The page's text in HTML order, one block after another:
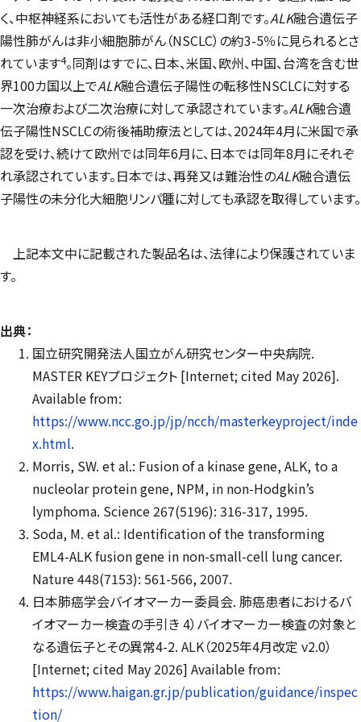
く、中枢神経系においても活性がある経口剤です。ALK融合遺伝子
陽性肺がんは非小細胞肺がん（NSCLC）の約3-5％に見られるとさ
れています4。同剤はすでに、日本、米国、欧州、中国、台湾を含む世
界100カ国以上でALK融合遺伝子陽性の転移性NSCLCに対する
一次治療および二次治療に対して承認されています。ALK融合遺
伝子陽性NSCLCの術後補助療法としては、2024年4月に米国で承
認を受け、続けて欧州では同年6月に、日本では同年8月にそれぞ
れ承認されています。日本では、再発又は難治性のALK融合遺伝
子陽性の未分化大細胞リンパ腫に対しても承認を取得しています。
上記本文中に記載された製品名は、法律により保護されていま
す。
出典：
国立研究開発法人国立がん研究センター中央病院.
MASTER KEYプロジェクト [Internet; cited May 2026].
Available from:
https://www.ncc.go.jp/jp/ncch/masterkeyproject/inde
x.html.
Morris, SW. et al.: Fusion of a kinase gene, ALK, to a
nucleolar protein gene, NPM, in non-Hodgkin’s
lymphoma. Science 267(5196): 316-317, 1995.
Soda, M. et al.: Identification of the transforming
EML4-ALK fusion gene in non-small-cell lung cancer.
Nature 448(7153): 561-566, 2007.
日本肺癌学会バイオマーカー委員会. 肺癌患者におけるバ
イオマーカー検査の手引き 4）バイオマーカー検査の対象と
なる遺伝子とその異常4-2. ALK（2025年4月改定 v2.0）
[Internet; cited May 2026] Available from:
https://www.haigan.gr.jp/publication/guidance/inspec
tion/